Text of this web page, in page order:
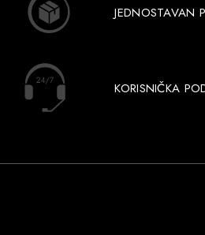
JEDNOSTAVAN
KORISNIČKA